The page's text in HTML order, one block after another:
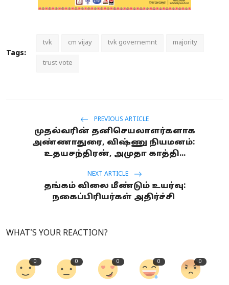
Tags:
tvk cm vijay tvk governemnt majority
trust vote
PREVIOUS ARTICLE
முதல்வரின் தனிசெயலாளர்களாக
அண்ணாதுரை, விஷ்ணு நியமனம்:
உதயசந்திரன், அமுதா காத்தி...
NEXT ARTICLE
தங்கம் விலை மீண்டும் உயர்வு:
நகைப்பிரியர்கள் அதிர்ச்சி
WHAT'S YOUR REACTION?
0 0 0 0 0